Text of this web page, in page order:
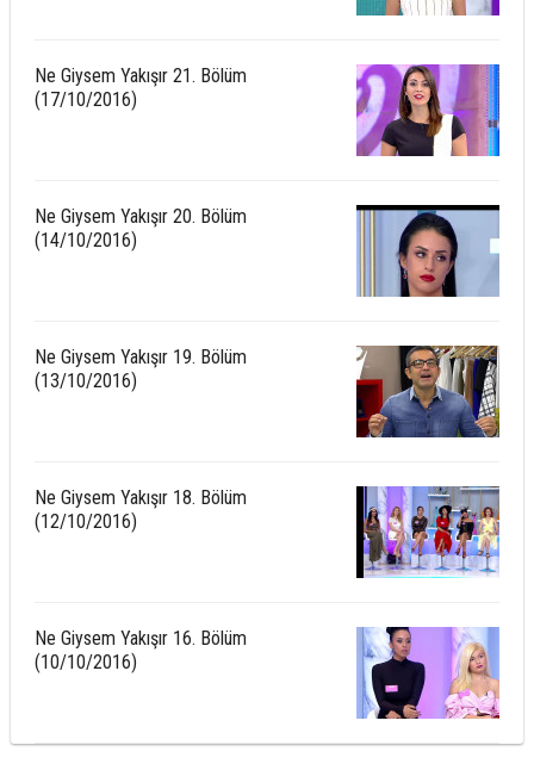
Ne Giysem Yakışır 21. Bölüm
(17/10/2016)
Ne Giysem Yakışır 20. Bölüm
(14/10/2016)
Ne Giysem Yakışır 19. Bölüm
(13/10/2016)
Ne Giysem Yakışır 18. Bölüm
(12/10/2016)
Ne Giysem Yakışır 16. Bölüm
(10/10/2016)